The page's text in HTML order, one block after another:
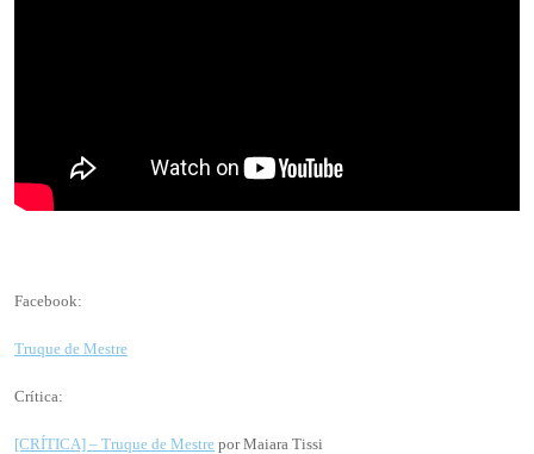
Facebook:
Truque de Mestre
Crítica:
[CRÍTICA] – Truque de Mestre por Maiara Tissi